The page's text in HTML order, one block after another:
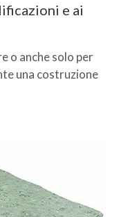
e ai
o anche solo per
una costruzione